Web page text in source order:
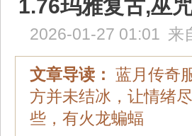
1.76玛雅复古,巫
2026-01-27 01:01 来
文章导读： 蓝月传奇
方并未结冰，让情绪
些，有火龙蝙蝠